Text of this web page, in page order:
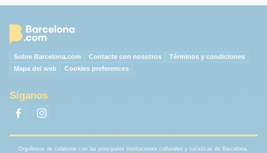
Sobre Barcelona.com Contacte con nosotros
Términos y condiciones
Mapa del web
Cookies preferences
Síganos
Orgullosos de colaborar con las principales instituciones culturales y turísticas de Barcelona.